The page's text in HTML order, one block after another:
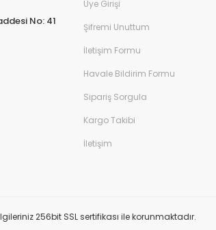
No: 41
Üye Girişi
Şifremi Unuttum
İletişim Formu
Havale Bildirim Formu
Sipariş Sorgula
Kargo Takibi
İletişim
256bit SSL sertifikası ile korunmaktadır.